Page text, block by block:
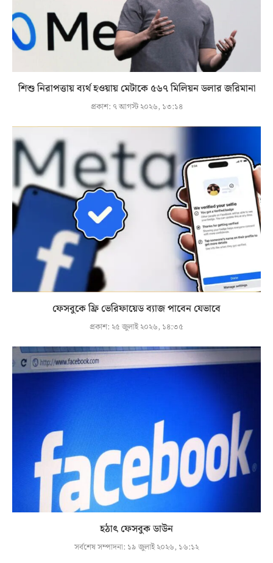
শিশু নিরাপত্তায় ব্যর্থ হওয়ায় মেটাকে ৫৬৭ মিলিয়ন ডলার জরিমানা
প্রকাশ: ৭ আগস্ট ২০২৬, ১৩:১৪
ফেসবুকে ফ্রি ভেরিফায়েড ব্যাজ পাবেন যেভাবে
প্রকাশ: ২৫ জুলাই ২০২৬, ১৪:৩৫
হঠাৎ ফেসবুক ডাউন
সর্বশেষ সম্পাদনা: ১৯ জুলাই ২০২৬, ১৬:১২